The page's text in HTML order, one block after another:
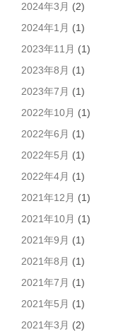
2024年3月 (2)
2024年1月 (1)
2023年11月 (1)
2023年8月 (1)
2023年7月 (1)
2022年10月 (1)
2022年6月 (1)
2022年5月 (1)
2022年4月 (1)
2021年12月 (1)
2021年10月 (1)
2021年9月 (1)
2021年8月 (1)
2021年7月 (1)
2021年5月 (1)
2021年3月 (2)